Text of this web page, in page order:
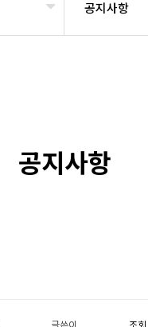
공지사항
공지사항
글쓴이 조회